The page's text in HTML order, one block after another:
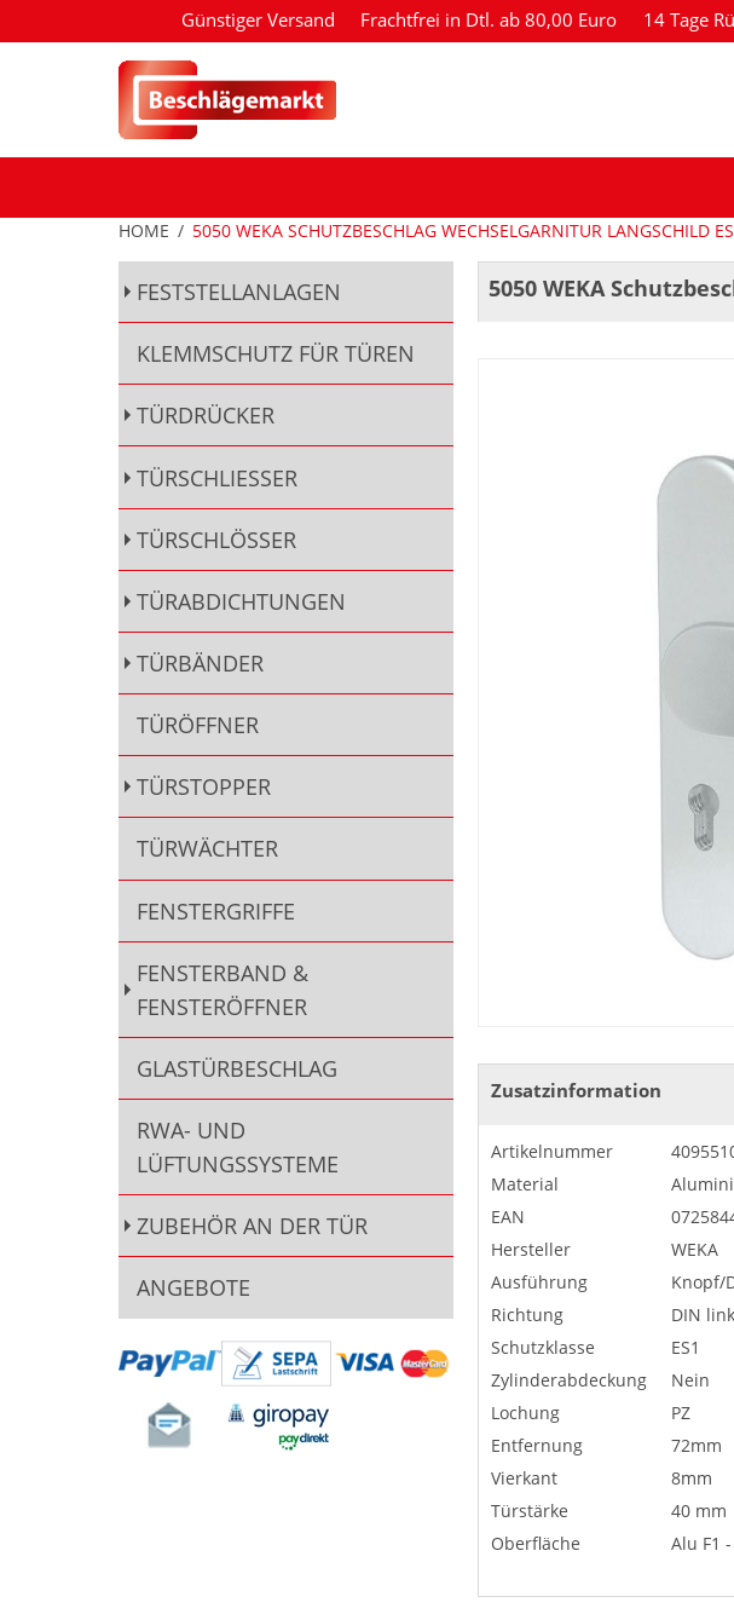
Günstiger Versand Frachtfrei in Dtl. ab 80,00 Euro 14 Tage
HOME / 5050 WEKA SCHUTZBESCHLAG WECHSELGARNITUR LANGSCHILD
5050 WEKA
Zusatzinformation
Artikelnummer
Material
EAN
Hersteller
WEKA
Ausführung
Knopf/
Richtung
DIN
Schutzklasse
ES1
Zylinderabdeckung
Nein
Lochung
PZ
Entfernung
72mm
Vierkant
8mm
Türstärke
40 mm
Oberfläche
Alu F1
FESTSTELLANLAGEN
KLEMMSCHUTZ FÜR TÜREN
TÜRDRÜCKER
TÜRSCHLIESSER
TÜRSCHLÖSSER
TÜRABDICHTUNGEN
TÜRBÄNDER
TÜRÖFFNER
TÜRSTOPPER
TÜRWÄCHTER
FENSTERGRIFFE
FENSTERBAND &
FENSTERÖFFNER
GLASTÜRBESCHLAG
RWA- UND
LÜFTUNGSSYSTEME
ZUBEHÖR AN DER TÜR
ANGEBOTE